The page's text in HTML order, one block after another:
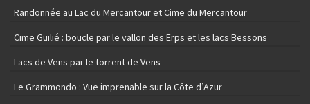
Randonnée au Lac du Mercantour et Cime du Mercantour
Cime Guilié : boucle par le vallon des Erps et les lacs Bessons
Lacs de Vens par le torrent de Vens
Le Grammondo : Vue imprenable sur la Côte d’Azur